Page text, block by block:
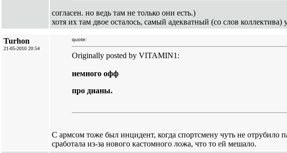
согласен. но ведь там не только они есть.)
хотя их там двое осталось, самый адекватный (со слов коллектива)
Turhon
21-05-2010 20:54
quote:
Originally posted by VITAMIN1:
немного офф
про дианы.
С армсом тоже был инцидент, когда спортсмену чуть не отрубило
сработала из-за нового кастомного ложа, что то ей мешало.